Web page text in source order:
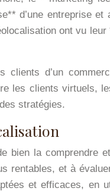
d’une entreprise
ont vu
d’un
les clients virtuels,
stratégies.
bien la comprendre
rentables, et à
et efficaces, en